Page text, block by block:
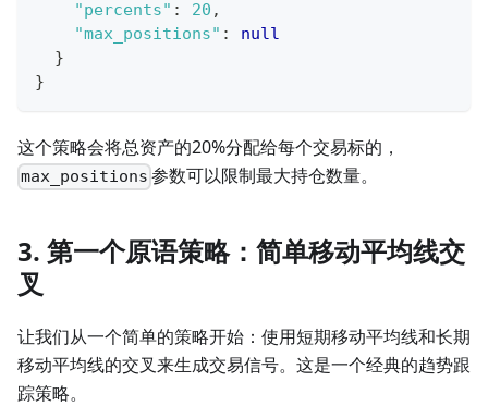
"percents" : 20 ,
"max_positions" :
null
}
}
这个策略会将总资产的20%分配给每个交易标的，
max_positions 参数可以限制最大持仓数量。
3. 第一个原语策略：简单移动平均线交
叉
让我们从一个简单的策略开始：使用短期移动平均线和长期
移动平均线的交叉来生成交易信号。这是一个经典的趋势跟
踪策略。